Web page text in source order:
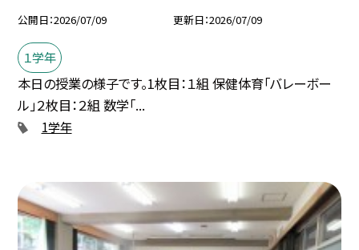
公開日 2026/07/09 更新日 2026/07/09
１学年
本日の授業の様子です。1枚目：１組 保健体育「バレーボー
ル」２枚目：２組 数学「...
1学年